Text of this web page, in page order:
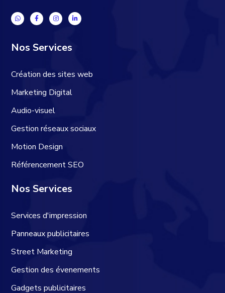
Nos Services
Création des sites web
Marketing Digital
Audio-visuel
Gestion réseaux sociaux
Motion Design
Référencement SEO
Nos Services
Services d'impression
Panneaux publicitaires
Street Marketing
Gestion des évenements
Gadgets publicitaires